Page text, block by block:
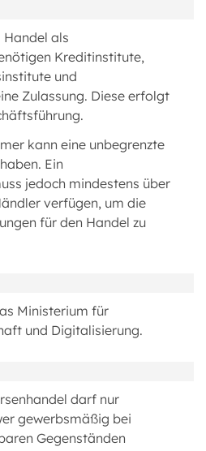
Handel als
Kreditinstitute,
und
Zulassung. Diese erfolgt
kann eine unbegrenzte
Ein
jedoch mindestens über
verfügen, um die
für den Handel zu
Ministerium für
und Digitalisierung.
darf nur
gewerbsmäßig bei
Gegenständen